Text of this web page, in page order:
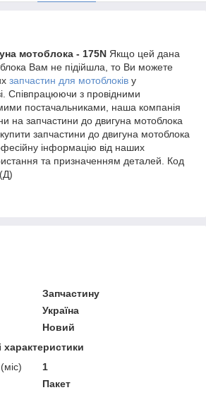
мотоблока - 175N Якщо цей дана
Вам не підійшла, то Ви можете
запчастин для мотоблоків у
Співпрацюючи з провідними
постачальниками, наша компанія
на запчастини до двигуна мотоблока
запчастини до двигуна мотоблока
інформацію від наших
та призначенням деталей. Код
Запчастину
Україна
Новий
1
Пакет